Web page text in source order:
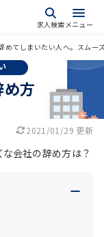
求人検索メニュー
めてしまいたい人へ。スムー
方
2021/01/29 更新
会社の辞め方は？